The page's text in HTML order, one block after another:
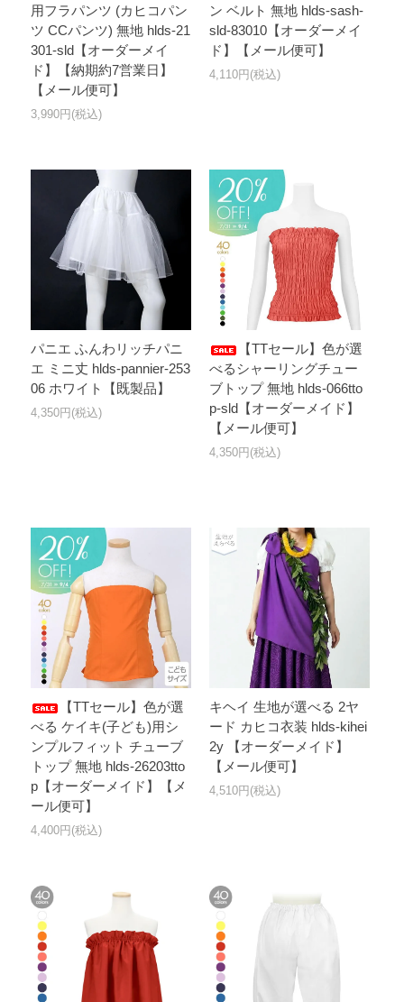
用フラパンツ (カヒコパン
ツ CCパンツ) 無地 hlds-21
301-sld【オーダーメイ
ド】【納期約7営業日】
【メール便可】
3,990円(税込)
ン ベルト 無地 hlds-sash-
sld-83010【オーダーメイ
ド】【メール便可】
4,110円(税込)
パニエ ふんわリッチパニ
エ ミニ丈 hlds-pannier-253
06 ホワイト【既製品】
4,350円(税込)
【TTセール】色が選
べるシャーリングチュー
ブトップ 無地 hlds-066tto
p-sld【オーダーメイド】
【メール便可】
4,350円(税込)
【TTセール】色が選
べる ケイキ(子ども)用シ
ンプルフィット チューブ
トップ 無地 hlds-26203tto
p【オーダーメイド】【メ
ール便可】
4,400円(税込)
キヘイ 生地が選べる 2ヤ
ード カヒコ衣装 hlds-kihei
2y 【オーダーメイド】
【メール便可】
4,510円(税込)